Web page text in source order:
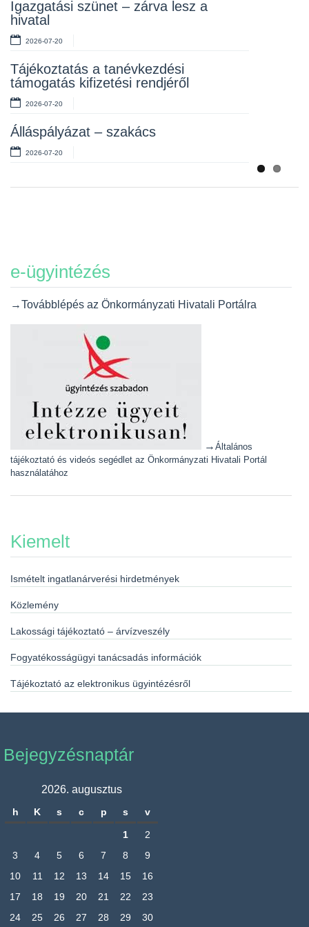
Igazgatási szünet – zárva lesz a
hivatal
2026-07-20
Tájékoztatás a tanévkezdési
támogatás kifizetési rendjéről
2026-07-20
Álláspályázat – szakács
2026-07-20
2026-07-10
Álláspályázat – takarító
2026-07-06
e-ügyintézés
→Továbblépés az Önkormányzati Hivatali Portálra
→ Általános
tájékoztató és videós segédlet az Önkormányzati Hivatali Portál
használatához
Kiemelt
Ismételt ingatlanárverési hirdetmények
Közlemény
Lakossági tájékoztató – árvízveszély
Fogyatékosságügyi tanácsadás információk
Tájékoztató az elektronikus ügyintézésről
Bejegyzésnaptár
2026. augusztus
h K s c p s v
1
2
3
4 5 6 7 8
9
10
11 12 13 14 15
16
17
18 19 20 21 22
23
24
25 26 27 28 29 30